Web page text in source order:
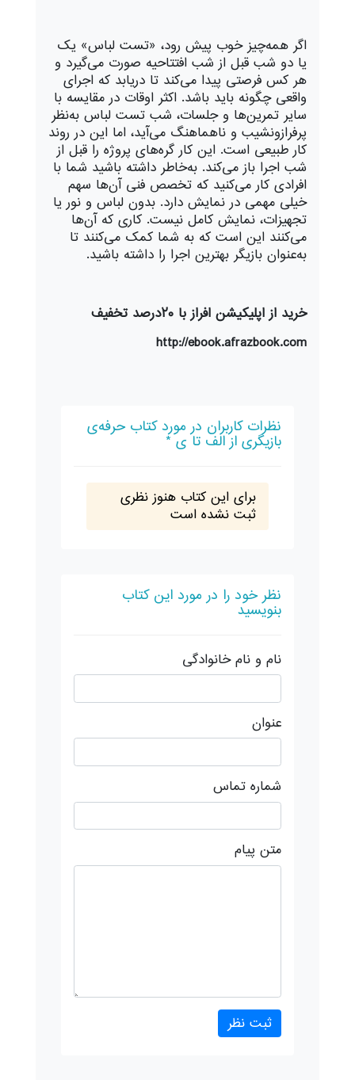
اگر همه‌چیز خوب پیش رود، «تست لباس» یک
یا دو شب قبل از شب افتتاحیه صورت می‌گیرد و
هر کس فرصتی پیدا می‌کند تا دریابد که اجرای
واقعی چگونه باید باشد. اکثر اوقات در مقایسه با
سایر تمرین‌ها و جلسات، شب تست لباس به‌نظر
پرفرازونشیب و ناهماهنگ می‌آید، اما این در روند
کار طبیعی است. این کار گره‌های پروژه را قبل از
شب اجرا باز می‌کند. به‌خاطر داشته باشید شما با
افرادی کار می‌کنید که تخصص فنی آن‌ها سهم
خیلی مهمی در نمایش دارد. بدون لباس و نور یا
تجهیزات، نمایش کامل نیست. کاری که آن‌ها
می‌کنند این است که به شما کمک می‌کنند تا
به‌عنوان بازیگر بهترین اجرا را داشته باشید.
خرید از اپلیکیشن افراز با ۲۰درصد تخفیف
http://ebook.afrazbook.com
نظرات کاربران در مورد کتاب حرفه‌ی
بازیگری از الف تا ی *
برای این کتاب هنوز نظری
ثبت نشده است
نظر خود را در مورد این کتاب
بنویسید
نام و نام خانوادگی
عنوان
شماره تماس
متن پیام